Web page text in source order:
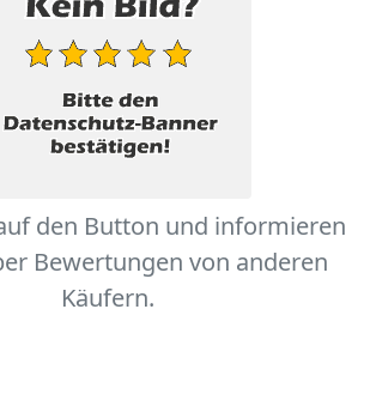
den Button und informieren
Bewertungen von anderen
Käufern.